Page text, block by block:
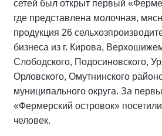
сетей был открыт первый
где представлена молочная,
продукция 26
бизнеса из г. Кирова,
Слободского, Подосиновского,
Орловского, Омутнинского
муниципального округа. За
«Фермерский островок»
человек.